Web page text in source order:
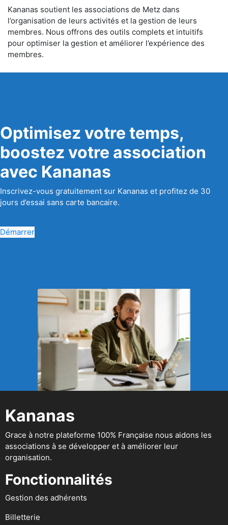
Kananas soutient les associations de Metz dans
l’organisation de leurs activités et la gestion de leurs
membres. Nous offrons des outils complets et intuitifs
pour optimiser la gestion et améliorer l’expérience des
membres.
Optimisez votre temps,
boostez votre association
avec Kananas
Inscrivez-vous gratuitement sur Kananas et profitez de 30
jours d’essai sans carte bancaire.
Démarrer
Kananas
Grace à notre plateforme 100% Française nous aidons les
associations à se développer et à améliorer leur
organisation.
Fonctionnalités
Gestion des adhérents
Billetterie